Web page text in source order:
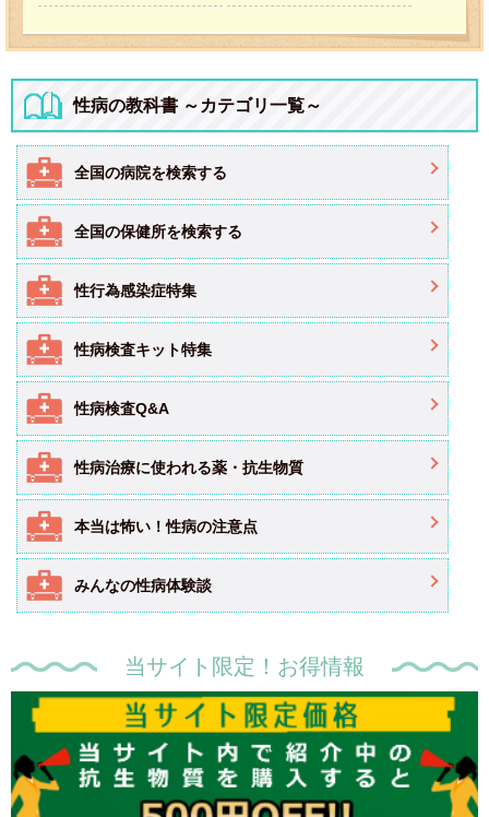
性病の教科書 ～カテゴリ一覧～
全国の病院を検索する
全国の保健所を検索する
性行為感染症特集
性病検査キット特集
性病検査Q&A
性病治療に使われる薬・抗生物質
本当は怖い！性病の注意点
みんなの性病体験談
当サイト限定！お得情報